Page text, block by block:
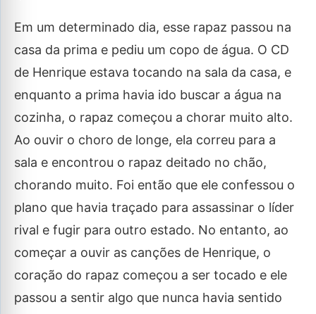
Em um determinado dia, esse rapaz passou na
casa da prima e pediu um copo de água. O CD
de Henrique estava tocando na sala da casa, e
enquanto a prima havia ido buscar a água na
cozinha, o rapaz começou a chorar muito alto.
Ao ouvir o choro de longe, ela correu para a
sala e encontrou o rapaz deitado no chão,
chorando muito. Foi então que ele confessou o
plano que havia traçado para assassinar o líder
rival e fugir para outro estado. No entanto, ao
começar a ouvir as canções de Henrique, o
coração do rapaz começou a ser tocado e ele
passou a sentir algo que nunca havia sentido